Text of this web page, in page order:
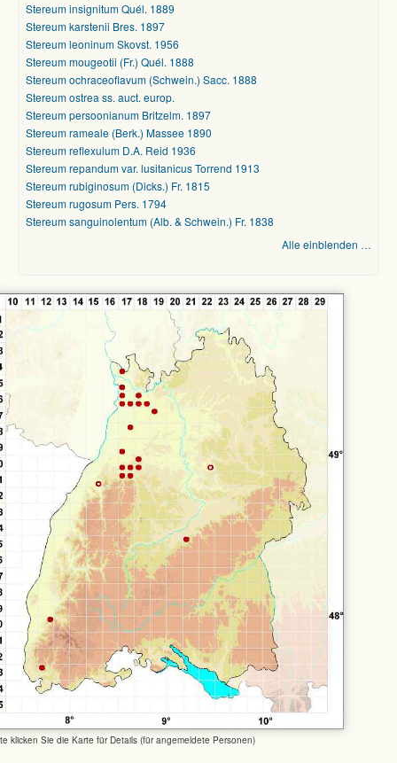
Stereum insignitum Quél. 1889
Stereum karstenii Bres. 1897
Stereum leoninum Skovst. 1956
Stereum mougeotii (Fr.) Quél. 1888
Stereum ochraceoflavum (Schwein.) Sacc. 1888
Stereum ostrea ss. auct. europ.
Stereum persoonianum Britzelm. 1897
Stereum rameale (Berk.) Massee 1890
Stereum reflexulum D.A. Reid 1936
Stereum repandum var. lusitanicus Torrend 1913
Stereum rubiginosum (Dicks.) Fr. 1815
Stereum rugosum Pers. 1794
Stereum sanguinolentum (Alb. & Schwein.) Fr. 1838
Alle einblenden …
klicken Sie die Karte für Details (für angemeldete Personen)